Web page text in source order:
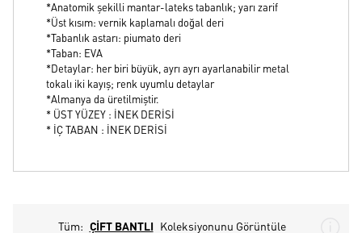
*Anatomik şekilli mantar-lateks tabanlık; yarı zarif
*Üst kısım: vernik kaplamalı doğal deri
*Tabanlık astarı: piumato deri
*Taban: EVA
*Detaylar: her biri büyük, ayrı ayrı ayarlanabilir metal
tokalı iki kayış; renk uyumlu detaylar
*Almanya da üretilmiştir.
* ÜST YÜZEY : İNEK DERİSİ
* İÇ TABAN : İNEK DERİSİ
Tüm: ÇİFT BANTLI Koleksiyonunu Görüntüle